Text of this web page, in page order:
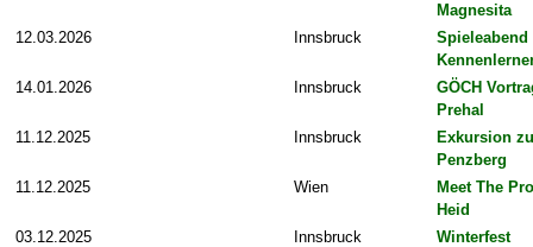
Magnesita
12.03.2026
Innsbruck
Spieleabend
14.01.2026
Innsbruck
GÖCH
Prehal
11.12.2025
Innsbruck
Exkursion
Penzberg
11.12.2025
Wien
Meet The
Heid
03.12.2025
Innsbruck
Winterfest